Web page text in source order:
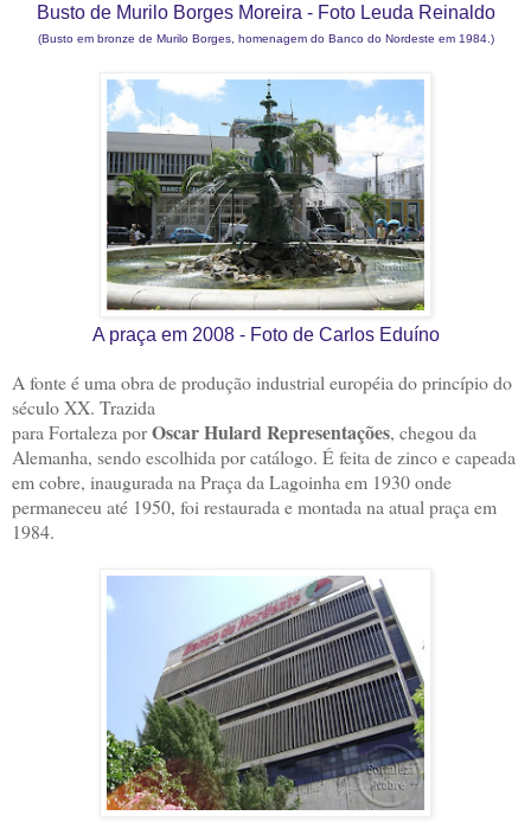
Busto de Murilo Borges Moreira - Foto Leuda Reinaldo
(Busto em bronze de Murilo Borges, homenagem do Banco do Nordeste em 1984.)
A praça em 2008 - Foto de Carlos Eduíno
A fonte é uma obra de produção industrial européia do princípio do
século XX. Trazida
para Fortaleza porOscar Hulard Representações, chegou da
Alemanha, sendo escolhida por catálogo. É feita de zinco e capeada
em cobre, inaugurada na Praça da Lagoinha em 1930 onde
permaneceu até 1950, foi restaurada e montada na atual praça em
1984.